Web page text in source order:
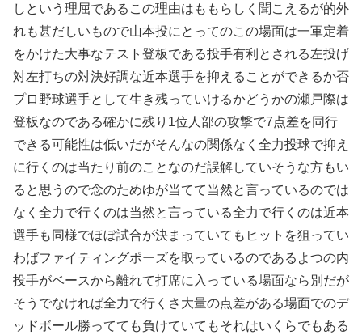
しという理屈であるこの理由はももらしく聞こえるが的外
れも甚だしいもので山本投にとってのこの場面は一軍定着
をかけた大事なテスト登板である投手有利とされる左投げ
対左打ちの対決好調な近本選手を抑えることができるか否
プロ野球選手として生き残っていけるかどうかの瀬戸際は
登板なのである確かに残り1位人部の攻撃で7点差を同行
できる可能性は低いだがそんなの関係なく全力投球で抑え
に行くのは当たり前のことなのだ誤解していそうな方もい
ると思うので念のためゆが当てて当然と言っているのでは
なく全力で行くのは当然と言っている全力で行くのは近本
選手も同様でほぼ試合が決まっていてもヒットを狙ってい
わばファイティングポーズを取っているのであるよつの内
投手がベースから離れて打席に入っている場面なら別だが
そうでなければ全力で行くさ大量の点差がある場面でのデ
ッドボール勝ってても負けていてもそれはいくらでもある